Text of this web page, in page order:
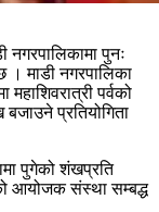
नगरपालिकामा पुनः
माडी नगरपालिका
पर्वको
प्रतियोगिता
पुगेको शंखप्रति
आयोजक संस्था सम्बद्ध